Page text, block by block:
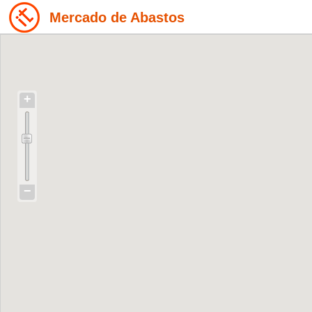
Mercado de Abastos
+
−